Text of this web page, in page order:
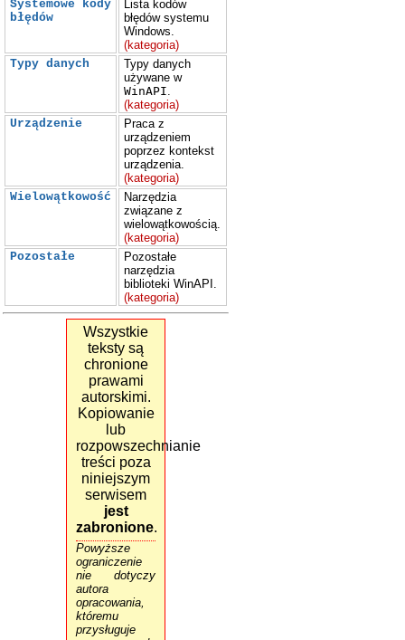
Systemowe kody
błędów
Lista kodów
błędów systemu
Windows.
(kategoria)
Typy danych
Typy danych
używane w
WinAPI
(kategoria)
Urządzenie
Praca z
urządzeniem
poprzez kontekst
urządzenia.
(kategoria)
Wielowątkowość
Narzędzia
związane z
wielowątkowością.
(kategoria)
Pozostałe
Pozostałe
narzędzia
biblioteki WinAPI.
(kategoria)
Wszystkie
teksty są
chronione
prawami
autorskimi.
Kopiowanie
lub
rozpowszechnianie
treści poza
niniejszym
serwisem
jest
zabronione.
Powyższe
ograniczenie
nie dotyczy
autora
opracowania,
któremu
przysługuje